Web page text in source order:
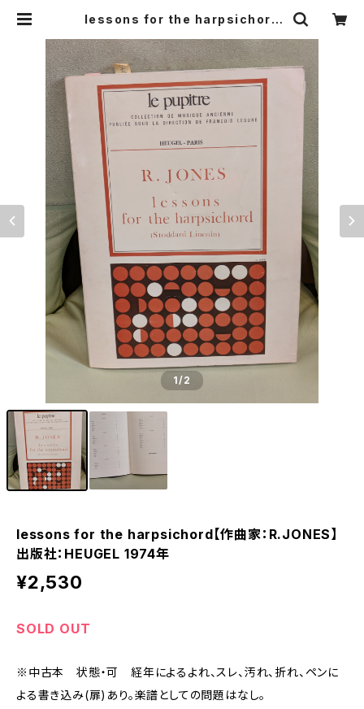
lessons for the harpsichord
EL 1974年 | Birds' Tale Collec
tive
1/2
lessons for the harpsichord【作曲家：R.JONES】
出版社：HEUGEL 1974年
¥2,530
SOLD OUT
※中古本 状態・可 経年によるよれ、スレ、汚れ、折れ、ペンに
よる書き込み(扉)あり。楽譜としての問題はなし。